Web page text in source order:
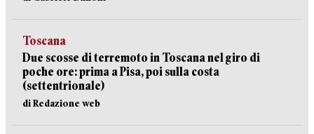
Toscana
Due scosse di terremoto in Toscana nel giro di
poche ore: prima a Pisa, poi sulla costa
(settentrionale)
di Redazione web